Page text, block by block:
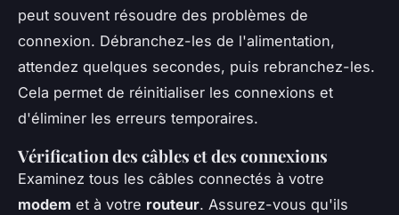
peut souvent résoudre des problèmes de
connexion. Débranchez-les de l'alimentation,
attendez quelques secondes, puis rebranchez-les.
Cela permet de réinitialiser les connexions et
d'éliminer les erreurs temporaires.
Vérification des câbles et des connexions
Examinez tous les câbles connectés à votre
modem et à votre routeur. Assurez-vous qu'ils